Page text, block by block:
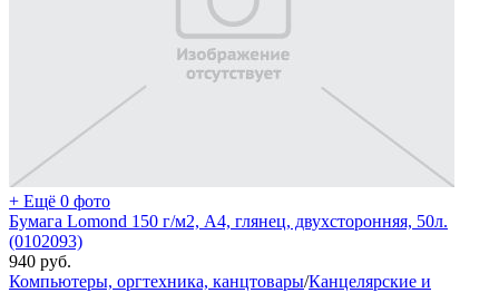
+ Ещё 0 фото
Бумага Lomond 150 г/м2, А4, глянец, двухсторонняя, 50л.
(0102093)
940 руб.
Компьютеры, оргтехника, канцтовары/Канцелярские и